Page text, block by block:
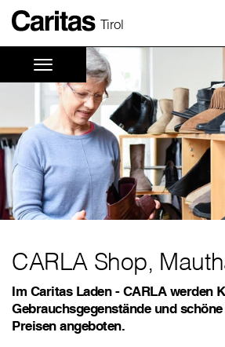
Tirol
CARLA Shop,
Im Caritas Laden - CARLA werden
Gebrauchsgegenstände und
Preisen angeboten.